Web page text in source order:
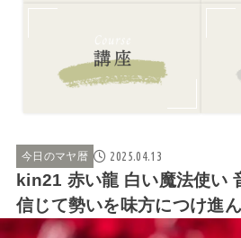
今日のマヤ暦 2025.04.13
kin21 赤い龍 白い魔法使い
信じて勢いを味方につけ進